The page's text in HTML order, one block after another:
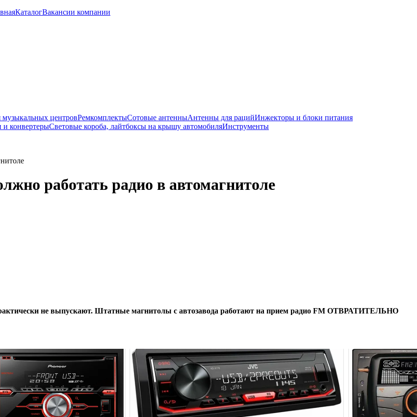
КаталогВакансии компании
центровРемкомплектыСотовые антенныАнтенны для рацийИнжекторы и блоки питания
и конвертерыСветовые короба, лайтбоксы на крышу автомобиляИнструменты
работать радио в автомагнитоле
не выпускают. Штатные магнитолы с автозавода работают на прием радио FM ОТВРАТИТЕЛЬНО